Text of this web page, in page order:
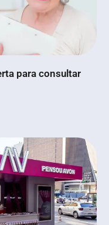
para consultar